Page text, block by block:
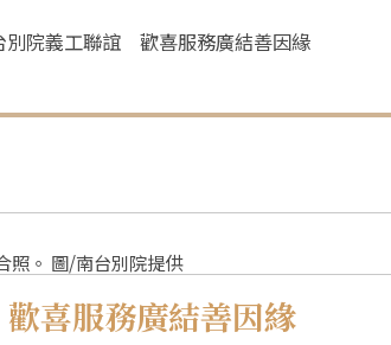
別院義工聯誼 歡喜服務廣結善因緣
照。 圖/南台別院提供
喜服務廣結善因緣